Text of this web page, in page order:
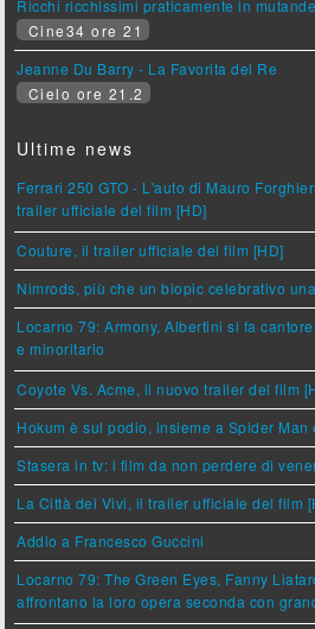
Ricchi ricchissimi praticamente in mutande
Cine34 ore 21
Jeanne Du Barry - La Favorita del Re
Cielo ore 21.2
Ultime news
Ferrari 250 GTO - L'auto di Mauro
trailer ufficiale del film [HD]
Couture, il trailer ufficiale del film [HD]
Nimrods, più che un biopic celebrativo
Locarno 79: Armony, Albertini si fa
e minoritario
Coyote Vs. Acme, il nuovo trailer del film
Hokum è sul podio, insieme a Spider Man
Stasera in tv: i film da non perdere di
La Città dei Vivi, il trailer ufficiale del film
Addio a Francesco Guccini
Locarno 79: The Green Eyes, Fanny
affrontano la loro opera seconda con